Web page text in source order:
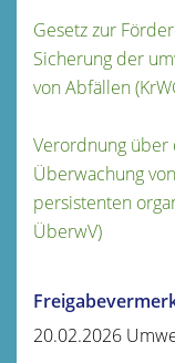
Gesetz zur
Sicherung der
von Abfällen
Verordnung über
Überwachung
persistenten
ÜberwV)
20.02.2026